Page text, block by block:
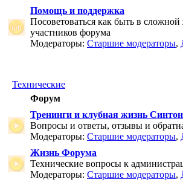
Помощь и поддержка
Посоветоваться как быть в
участников форума
Модераторы: Старшие модераторы,
Технические
Форум
Тренинги и клубная жизнь
Вопросы и ответы, отзывы и
Модераторы: Старшие модераторы,
Жизнь Форума
Технические вопросы к
Модераторы: Старшие модераторы,